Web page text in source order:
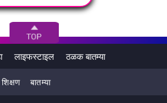
Case
Crime सावत्र मुलाची हत्या
लाइफस्टाइल ठळक बातम्या
शिक्षण बातम्या